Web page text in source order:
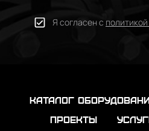
Я согласен с
каталог
проекты